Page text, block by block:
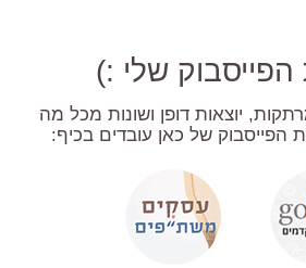
הפייסבוק שלי :)
יוצאות דופן ושונות מכל מה
הפייסבוק של כאן עובדים בכיף: